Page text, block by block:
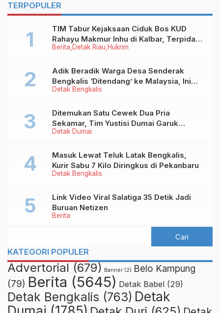
Selingkuh, Ini
Kronologinya
TERPOPULER
Berita Detak Riau Hukrim
TIM Tabur Kejaksaan Ciduk Bos KUD
Rahayu Makmur Inhu di Kalbar, Terpidana
Kredit Fiktif Rp2,8 M
Detak Bengkalis
Adik Beradik Warga Desa Senderak
Bengkalis ‘Ditendang’ ke Malaysia, Ini
Sebabnya!
Detak Dumai
Ditemukan Satu Cewek Dua Pria
Sekamar, Tim Yustisi Dumai Garuk
Puluhan Pasangan Mesum
Detak Bengkalis
Masuk Lewat Teluk Latak Bengkalis,
Kurir Sabu 7 Kilo Diringkus di Pekanbaru
Berita
Link Video Viral Salatiga 35 Detik Jadi
Buruan Netizen
KATEGORI POPULER
Advertorial (679) Banner (2) Belo Kampung
(79) Berita (5645) Detak Babel (29)
Detak Bengkalis (763) Detak